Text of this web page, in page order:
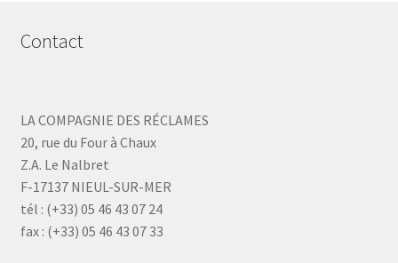
Contact
LA COMPAGNIE DES RÉCLAMES
20, rue du Four à Chaux
Z.A. Le Nalbret
F-17137 NIEUL-SUR-MER
tél : (+33) 05 46 43 07 24
fax : (+33) 05 46 43 07 33